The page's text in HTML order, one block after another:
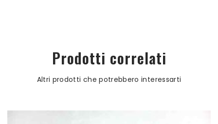
Prodotti correlati
Altri prodotti che potrebbero interessarti